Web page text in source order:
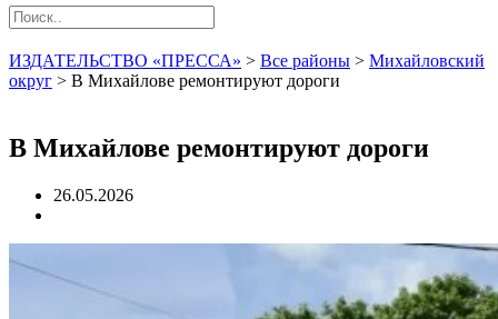
ИЗДАТЕЛЬСТВО «ПРЕССА» > Все районы > Михайловский
округ > В Михайлове ремонтируют дороги
В Михайлове ремонтируют дороги
26.05.2026